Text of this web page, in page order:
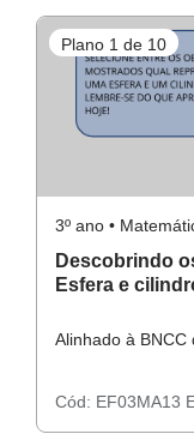
Plano 1 de 10
3º ano •
Descobrindo
Esfera e
Alinhado à BNCC
Cód: EF03MA13